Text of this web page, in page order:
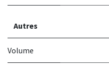
Autres
Volume